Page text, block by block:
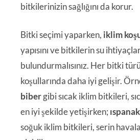
bitkilerinizin sağlığını da korur.
Bitki seçimi yaparken, iklim
yapısını ve bitkilerin su
bulundurmalısınız. Her bitki
koşullarında daha iyi gelişir.
bibergibi sıcak iklim bitkileri,
en iyi şekilde yetişirken; ıspanak
soğuk iklim bitkileri, serin